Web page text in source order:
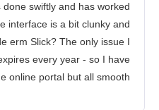
swiftly and has worked
interface is a bit clunky and
erm Slick? The only issue I
every year - so I have
online portal but all smooth.